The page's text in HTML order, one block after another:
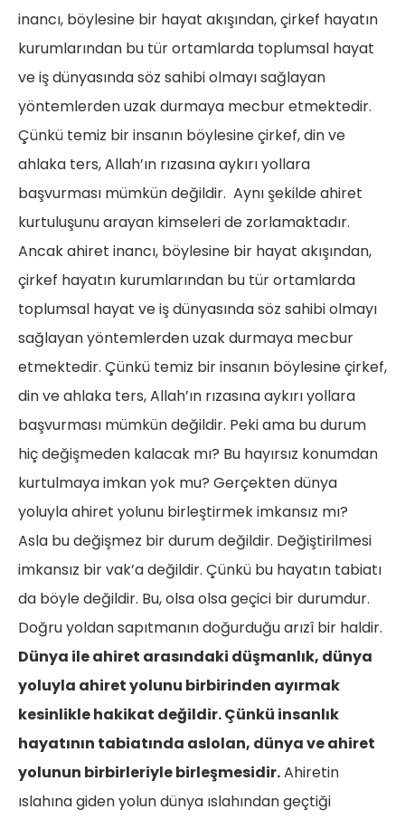
inancı, böylesine bir hayat akışından, çirkef hayatın
kurumlarından bu tür ortamlarda toplumsal hayat
ve iş dünyasında söz sahibi olmayı sağlayan
yöntemlerden uzak durmaya mecbur etmektedir.
Çünkü temiz bir insanın böylesine çirkef, din ve
ahlaka ters, Allah’ın rızasına aykırı yollara
başvurması mümkün değildir. Aynı şekilde ahiret
kurtuluşunu arayan kimseleri de zorlamaktadır.
Ancak ahiret inancı, böylesine bir hayat akışından,
çirkef hayatın kurumlarından bu tür ortamlarda
toplumsal hayat ve iş dünyasında söz sahibi olmayı
sağlayan yöntemlerden uzak durmaya mecbur
etmektedir. Çünkü temiz bir insanın böylesine çirkef,
din ve ahlaka ters, Allah’ın rızasına aykırı yollara
başvurması mümkün değildir. Peki ama bu durum
hiç değişmeden kalacak mı? Bu hayırsız konumdan
kurtulmaya imkan yok mu? Gerçekten dünya
yoluyla ahiret yolunu birleştirmek imkansız mı?
Asla bu değişmez bir durum değildir. Değiştirilmesi
imkansız bir vak’a değildir. Çünkü bu hayatın tabiatı
da böyle değildir. Bu, olsa olsa geçici bir durumdur.
Doğru yoldan sapıtmanın doğurduğu arızî bir haldir.
Dünya ile ahiret arasındaki düşmanlık, dünya
yoluyla ahiret yolunu birbirinden ayırmak
kesinlikle hakikat değildir. Çünkü insanlık
hayatının tabiatında aslolan, dünya ve ahiret
yolunun birbirleriyle birleşmesidir.Ahiretin
ıslahına giden yolun dünya ıslahından geçtiği